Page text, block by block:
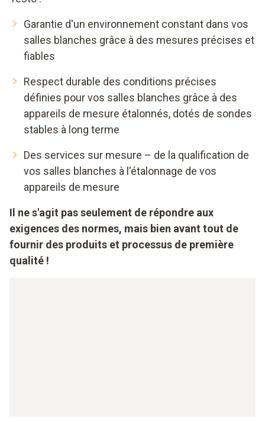
Garantie d'un environnement constant dans vos
salles blanches grâce à des mesures précises et
fiables
Respect durable des conditions précises
définies pour vos salles blanches grâce à des
appareils de mesure étalonnés, dotés de sondes
stables à long terme
Des services sur mesure – de la qualification de
vos salles blanches à l'étalonnage de vos
appareils de mesure
Il ne s'agit pas seulement de répondre aux
exigences des normes, mais bien avant tout de
fournir des produits et processus de première
qualité !